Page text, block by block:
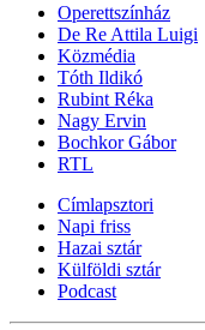
Operettszínház
De Re Attila Luigi
Közmédia
Tóth Ildikó
Rubint Réka
Nagy Ervin
Bochkor Gábor
RTL
Címlapsztori
Napi friss
Hazai sztár
Külföldi sztár
Podcast